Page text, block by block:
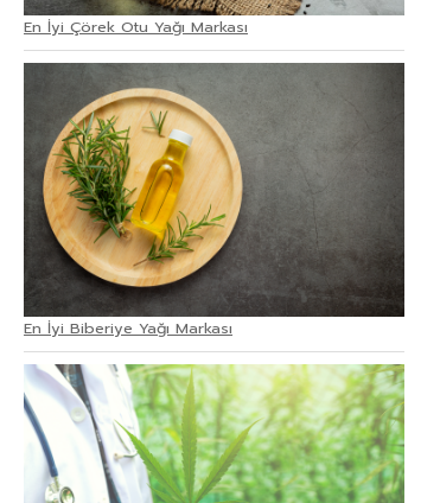
En İyi Çörek Otu Yağı Markası
En İyi Biberiye Yağı Markası